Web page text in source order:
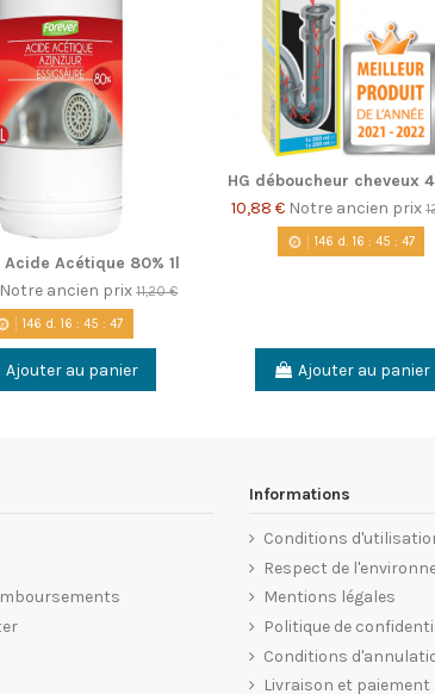
Acide Acétique 80% 1l
Notre ancien prix11,20 €
146 d. 16 : 45 : 46
Ajouter au panier
HG déboucheur cheveux
10,88 € Notre ancien prix
146d. 16: 45: 46
Ajouter au panier
Informations
Conditions
Respect de
Mentions légales
Politique de
Conditions
Livraison et paiement